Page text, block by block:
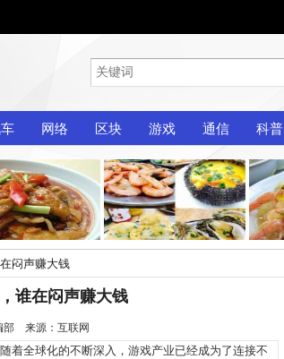
网络 区块 游戏 通信 科普
闷声赚大钱
谁在闷声赚大钱
部 来源：互联网
全球化的不断深入，游戏产业已经成为了连接不